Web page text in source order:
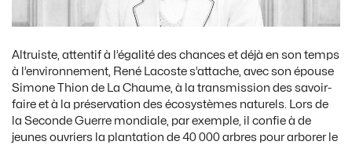
Altruiste, attentif à l’égalité des chances et déjà en son temps
à l’environnement, René Lacoste s’attache, avec son épouse
Simone Thion de La Chaume, à la transmission des savoir-
faire et à la préservation des écosystèmes naturels. Lors de
la Seconde Guerre mondiale, par exemple, il confie à de
jeunes ouvriers la plantation de 40 000 arbres pour arborer le